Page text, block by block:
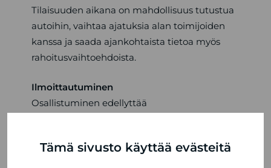
Tämä sivusto käyttää evästeitä
Tilaisuuden aikana on mahdollisuus tutustua
autoihin, vaihtaa ajatuksia alan toimijoiden
kanssa ja saada ajankohtaista tietoa myös
rahoitusvaihtoehdoista.
Ilmoittautuminen
Osallistuminen edellyttää
simo.pyoria(at)okauto.fi. Samalla voi ilmoittaa